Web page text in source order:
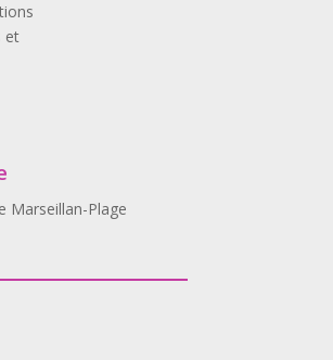
et
Marseillan-Plage